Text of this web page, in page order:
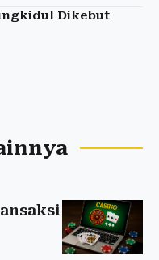
Dikebut